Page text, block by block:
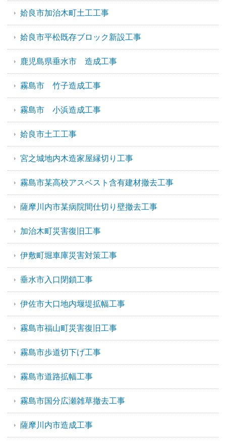
姶良市加治木町土工工事
姶良市平松既存ブロック新設工事
鹿児島県垂水市 造成工事
霧島市 竹子造成工事
霧島市 小浜造成工事
姶良市土工工事
宮之城地内木造家屋縁切り工事
霧島市某高校アスベスト含有建材撤去工事
薩摩川内市某病院間仕切り壁撤去工事
加治木町災害復旧工事
伊敷町堀車庫災害対策工事
垂水市入口閉鎖工事
伊佐市大口地内堰堤拡幅工事
霧島市福山町災害復旧工事
霧島市歩道切下げ工事
霧島市道路拡幅工事
霧島市国分広瀬雑草撤去工事
薩摩川内市造成工事